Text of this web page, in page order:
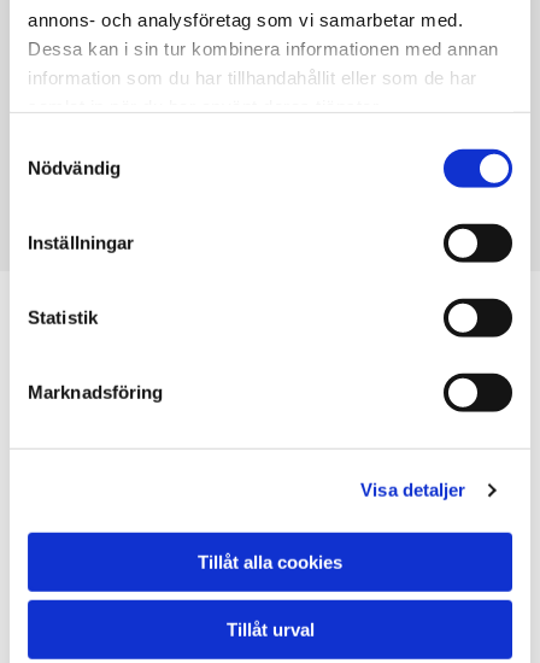
annons- och analysföretag som vi samarbetar med.
Dessa kan i sin tur kombinera informationen med annan
information som du har tillhandahållit eller som de har
Nödvändig
Inställningar
Statistik
Marknadsföring
Visa detaljer
Tillåt alla cookies
Tillåt urval
Kontakt
VÅRA NÖJDA gäster
KENT LARSSON